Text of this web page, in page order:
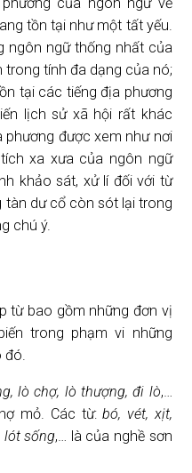
tồn tại như một tất yếu.
ngôn ngữ thống nhất của
trong tính đa dạng của nó;
tại các tiếng địa phương
lịch sử xã hội rất khác
phương được xem như nơi
xa xưa của ngôn ngữ
khảo sát, xử lí đối với từ
tàn dư cổ còn sót lại trong
chú ý.
từ bao gồm những đơn vị
trong phạm vi những
lò chợ, lò thượng, đi lò,…
mỏ. Các từ:bó, vét, xịt,
lót sống,… là của nghề sơn